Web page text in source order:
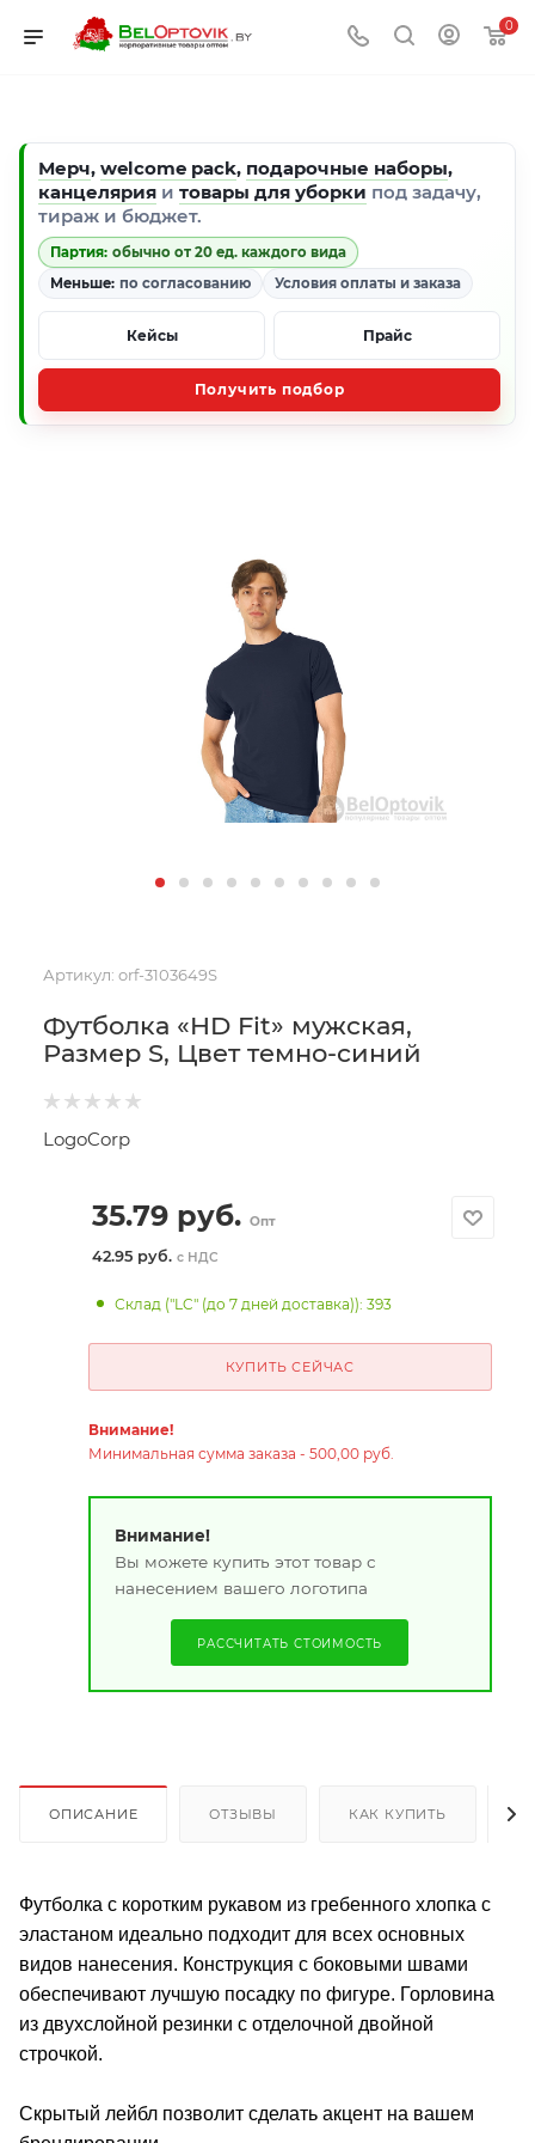
0
Мерч, welcome pack, подарочные наборы,
канцелярия и товары для уборки под задачу,
тираж и бюджет.
Партия: обычно от 20 ед. каждого вида
Меньше: по согласованию Условия оплаты и заказа
Кейсы Прайс
Получить подбор
Артикул: orf-3103649S
Футболка «HD Fit» мужская,
Размер S, Цвет темно-синий
LogoCorp
35.79руб. Опт
42.95 руб. с НДС
Склад ("LC" (до 7 дней доставка)): 393
КУПИТЬ СЕЙЧАС
Внимание!
Минимальная сумма заказа - 500,00 руб.
Внимание!
Вы можете купить этот товар с
нанесением вашего логотипа
РАССЧИТАТЬ СТОИМОСТЬ
ОПИСАНИЕ ОТЗЫВЫ КАК КУПИТЬ
Футболка с коротким рукавом из гребенного хлопка с
эластаном идеально подходит для всех основных
видов нанесения. Конструкция с боковыми швами
обеспечивают лучшую посадку по фигуре. Горловина
из двухслойной резинки с отделочной двойной
строчкой.
Скрытый лейбл позволит сделать акцент на вашем